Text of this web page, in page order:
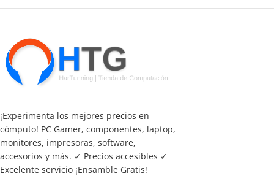
¡Experimenta los mejores precios en
cómputo! PC Gamer, componentes, laptop,
monitores, impresoras, software,
accesorios y más. ✓ Precios accesibles ✓
Excelente servicio ¡Ensamble Gratis!